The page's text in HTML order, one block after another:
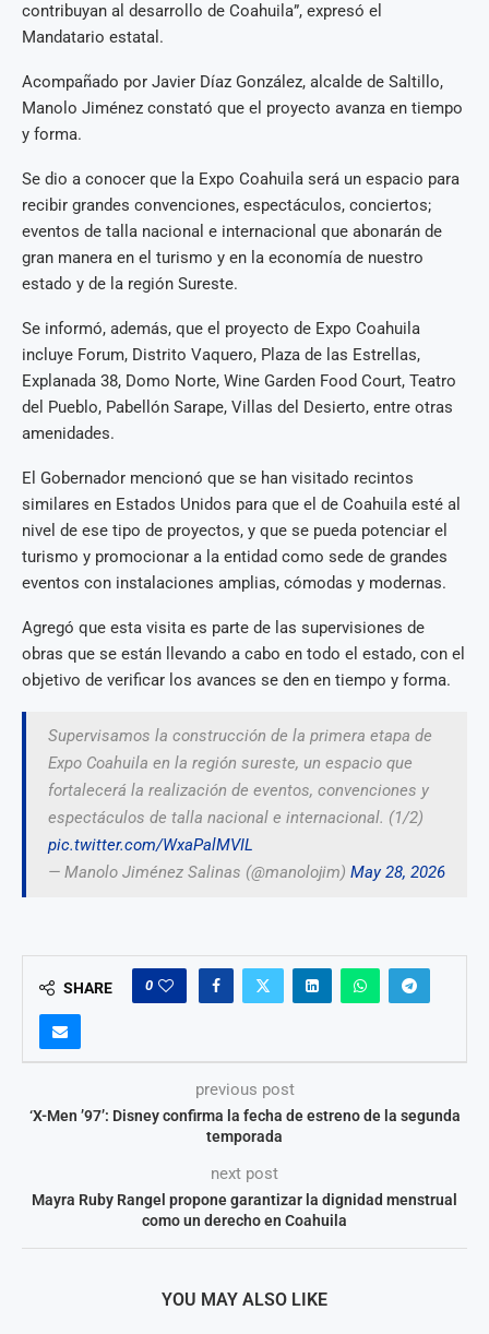
contribuyan al desarrollo de Coahuila”, expresó el
Mandatario estatal.
Acompañado por Javier Díaz González, alcalde de Saltillo,
Manolo Jiménez constató que el proyecto avanza en tiempo
y forma.
Se dio a conocer que la Expo Coahuila será un espacio para
recibir grandes convenciones, espectáculos, conciertos;
eventos de talla nacional e internacional que abonarán de
gran manera en el turismo y en la economía de nuestro
estado y de la región Sureste.
Se informó, además, que el proyecto de Expo Coahuila
incluye Forum, Distrito Vaquero, Plaza de las Estrellas,
Explanada 38, Domo Norte, Wine Garden Food Court, Teatro
del Pueblo, Pabellón Sarape, Villas del Desierto, entre otras
amenidades.
El Gobernador mencionó que se han visitado recintos
similares en Estados Unidos para que el de Coahuila esté al
nivel de ese tipo de proyectos, y que se pueda potenciar el
turismo y promocionar a la entidad como sede de grandes
eventos con instalaciones amplias, cómodas y modernas.
Agregó que esta visita es parte de las supervisiones de
obras que se están llevando a cabo en todo el estado, con el
objetivo de verificar los avances se den en tiempo y forma.
Supervisamos la construcción de la primera etapa de
Expo Coahuila en la región sureste, un espacio que
fortalecerá la realización de eventos, convenciones y
espectáculos de talla nacional e internacional. (1/2)
pic.twitter.com/WxaPalMVIL
— Manolo Jiménez Salinas (@manolojim) May 28, 2026
SHARE 0
previous post
‘X-Men ’97’: Disney confirma la fecha de estreno de la segunda
temporada
next post
Mayra Ruby Rangel propone garantizar la dignidad menstrual
como un derecho en Coahuila
YOU MAY ALSO LIKE